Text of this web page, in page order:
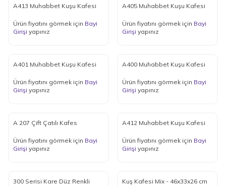
A413 Muhabbet Kuşu Kafesi
Ürün fiyatını görmek için Bayi
Girişi yapınız
A405 Muhabbet Kuşu Kafesi
Ürün fiyatını görmek için Bayi
Girişi yapınız
A401 Muhabbet Kuşu Kafesi
Ürün fiyatını görmek için Bayi
Girişi yapınız
A400 Muhabbet Kuşu Kafesi
Ürün fiyatını görmek için Bayi
Girişi yapınız
A 207 Çift Çatılı Kafes
Ürün fiyatını görmek için Bayi
Girişi yapınız
A412 Muhabbet Kuşu Kafesi
Ürün fiyatını görmek için Bayi
Girişi yapınız
300 Serisi Kare Düz Renkli
Kuş Kafesi Mix - 46x33x26 cm